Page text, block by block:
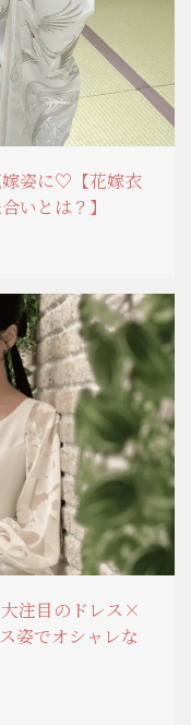
嫁姿に♡【花嫁衣
いとは？】
注目のドレス×
姿でオシャレな